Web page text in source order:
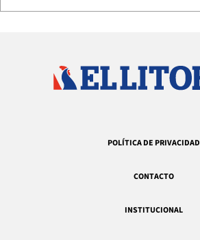
POLÍTICA DE PRIVACIDAD
CONTACTO
INSTITUCIONAL